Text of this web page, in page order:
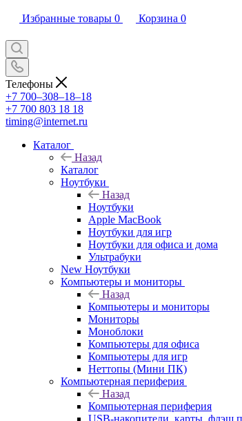
Избранные товары 0 Корзина 0
Телефоны
+7 700‒308‒18‒18
+7 700 803 18 18
timing@internet.ru
Каталог
Назад
Каталог
Ноутбуки
Назад
Ноутбуки
Apple MacBook
Ноутбуки для игр
Ноутбуки для офиса и дома
Ультрабуки
New Ноутбуки
Компьютеры и мониторы
Назад
Компьютеры и мониторы
Мониторы
Моноблоки
Компьютеры для офиса
Компьютеры для игр
Неттопы (Мини ПК)
Компьютерная периферия
Назад
Компьютерная периферия
USB-накопители, карты, флэш